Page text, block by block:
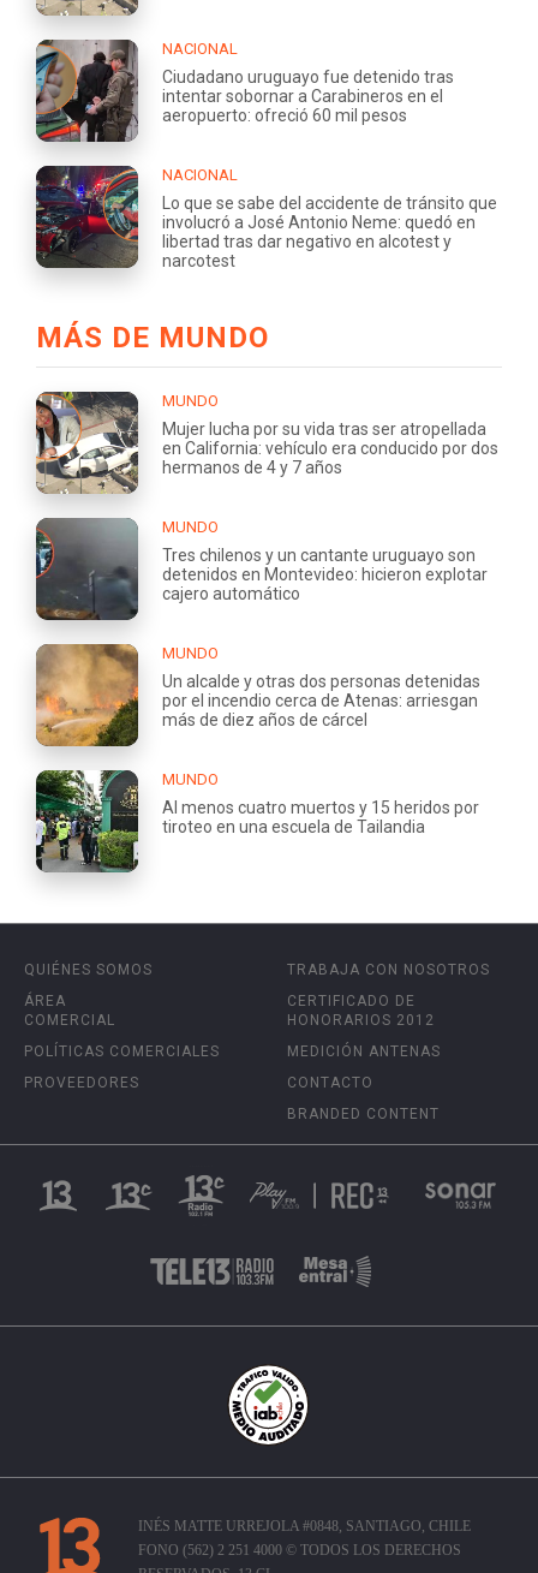
NACIONAL
Ciudadano uruguayo fue detenido tras
intentar sobornar a Carabineros en el
aeropuerto: ofreció 60 mil pesos
NACIONAL
Lo que se sabe del accidente de tránsito que
involucró a José Antonio Neme: quedó en
libertad tras dar negativo en alcotest y
narcotest
MÁS DE MUNDO
MUNDO
Mujer lucha por su vida tras ser atropellada
en California: vehículo era conducido por dos
hermanos de 4 y 7 años
MUNDO
Tres chilenos y un cantante uruguayo son
detenidos en Montevideo: hicieron explotar
cajero automático
MUNDO
Un alcalde y otras dos personas detenidas
por el incendio cerca de Atenas: arriesgan
más de diez años de cárcel
MUNDO
Al menos cuatro muertos y 15 heridos por
tiroteo en una escuela de Tailandia
QUIÉNES SOMOS
ÁREA
COMERCIAL
POLÍTICAS COMERCIALES
PROVEEDORES
TRABAJA CON NOSOTROS
CERTIFICADO DE
HONORARIOS 2012
MEDICIÓN ANTENAS
CONTACTO
BRANDED CONTENT
INÉS MATTE URREJOLA #0848, SANTIAGO, CHILE
FONO (562) 2 251 4000 © TODOS LOS DERECHOS